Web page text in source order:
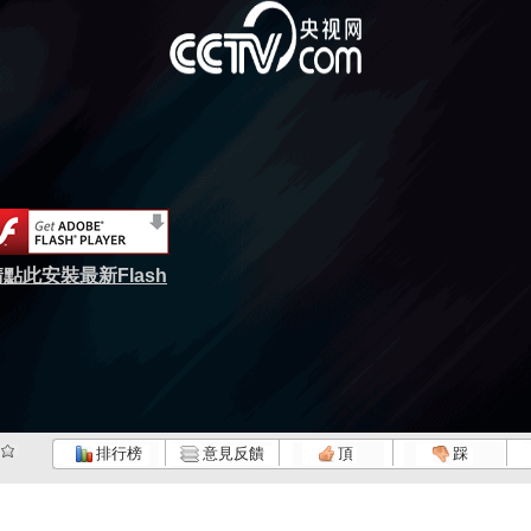
點此安裝最新Flash
排行榜 意見反饋 頂 踩